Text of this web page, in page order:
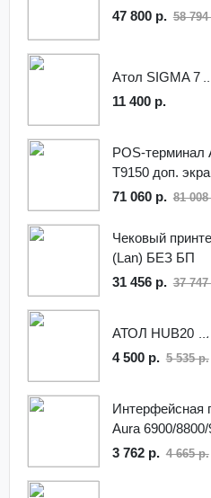
47 800 р. 58
Атол SIGMA 7
11 400 р.
POS-терминал
T9150 доп.
71 060 р. 81
Чековый
(Lan) БЕЗ БП
31 456 р. 37
АТОЛ HUB20
4 500 р. 5 535 р.
Интерфейсная
Aura 6900/8800/
3 762 р. 4 665 р.